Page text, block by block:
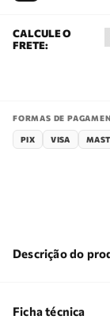
FORMAS DE
PIX VISA
Descrição do
Ficha técnica